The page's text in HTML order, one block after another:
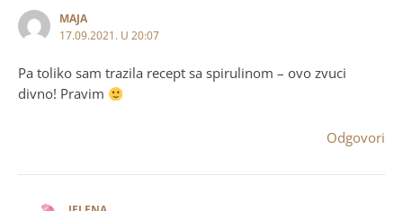
MAJA
17.09.2021. U 20:07
Pa toliko sam trazila recept sa spirulinom – ovo zvuci
divno! Pravim
Odgovori